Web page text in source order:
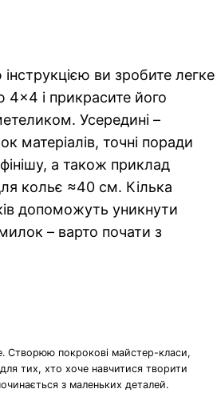
ви зробите легке
4×4 і прикрасите його
Усередині –
матеріалів, точні поради
а також приклад
кольє ≈40 см. Кілька
допоможуть уникнути
– варто почати з
Створюю покрокові майстер-класи,
тих, хто хоче навчитися творити
з маленьких деталей.